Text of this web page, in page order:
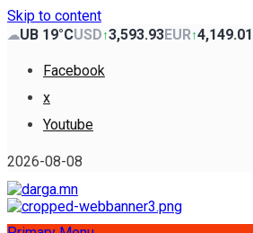
Skip to content
☁UB 19°CUSD↑3,593.93EUR↑4,149.01
Facebook
x
Youtube
2026-08-08